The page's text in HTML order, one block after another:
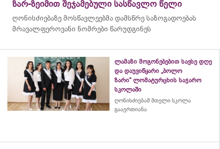
ზარ-ზეიმით შეჯამებული სასწავლო წელი
ღონისძიებაზე მოსწავლეებმა დამსწრე საზოგადოებას
მრავალფეროვანი ნომრები წარუდგინეს
ლამაზი მოგონებებით სავსე დღე
და დაუვიწყარი „ბოლო
ზარი“ ლომატურცხის საჯარო
სკოლაში
ღონისძიებამ მთელი სკოლა
გააერთიანა